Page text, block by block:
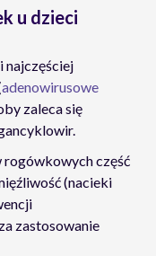
u dzieci
najczęściej
adenowirusowe
zaleca się
rogówkowych część
(nacieki
zastosowanie